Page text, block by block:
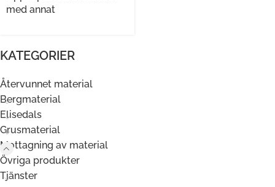
KATEGORIER
Återvunnet material
Bergmaterial
Elisedals
Grusmaterial
Mottagning av material
Övriga produkter
Tjänster
med annat